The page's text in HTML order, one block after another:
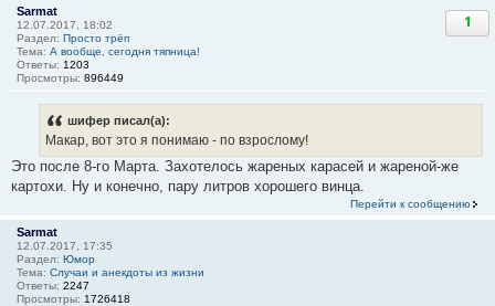
Sarmat
12.07.2017, 18:02
Раздел: Просто трёп
Тема: А вообще, сегодня тяпница!
Ответы: 1203
Просмотры: 896449
1
шифер писал(а):
Макар, вот это я понимаю - по взрослому!
Это после 8-го Марта. Захотелось жареных карасей и жареной-же
картохи. Ну и конечно, пару литров хорошего винца.
Перейти к сообщению
Sarmat
12.07.2017, 17:35
Раздел: Юмор
Тема: Случаи и анекдоты из жизни
Ответы: 2247
Просмотры: 1726418